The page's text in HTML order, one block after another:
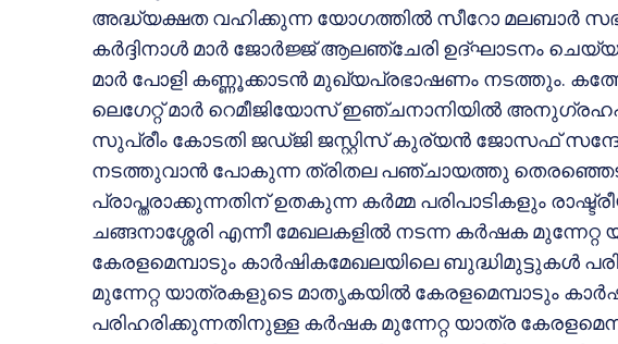
അദ്ധ്യക്ഷത വഹിക്കുന്ന യോഗത്തില്‍ സീറോ മലബാര്‍ സഭ
കര്‍ദ്ദിനാള്‍ മാര്‍ ജോര്‍ജ്ജ് ആലഞ്ചേരി ഉദ്ഘാടനം
മാര്‍ പോളി കണ്ണൂക്കാടന്‍ മുഖ്യപ്രഭാഷണം നടത്തും.
ലെഗേറ്റ് മാര്‍ റെമീജിയോസ് ഇഞ്ചനാനിയില്‍
സുപ്രീം കോടതി ജഡ്ജി ജസ്റ്റിസ് കുര്യന്‍ ജോസഫ്
നടത്തുവാന്‍ പോകുന്ന ത്രിതല പഞ്ചായത്തു
പ്രാപ്തരാക്കുന്നതിന് ഉതകുന്ന കര്‍മ്മ പരിപാടികളും
ചങ്ങനാശ്ശേരി എന്നീ മേഖലകളില്‍ നടന്ന കര്‍ഷക
കേരളമെമ്പാടും കാര്‍ഷികമേഖലയിലെ ബുദ്ധിമുട്ടുകള്‍
മുന്നേറ്റ യാത്രകളുടെ മാതൃകയില്‍ കേരളമെമ്പാടും
പരിഹരിക്കുന്നതിനുള്ള കര്‍ഷക മുന്നേറ്റ യാത്ര